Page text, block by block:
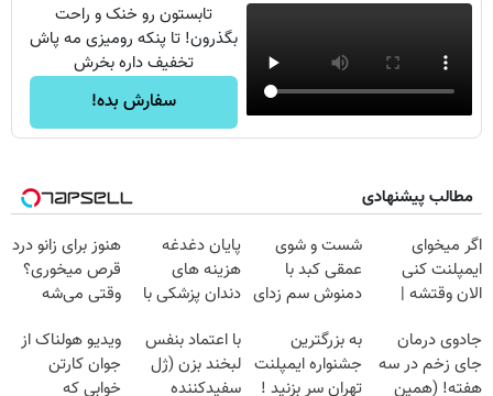
تابستون رو خنک و راحت
بگذرون! تا پنکه رومیزی مه پاش
تخفیف داره بخرش
سفارش بده!
مطالب پیشنهادی
اگر میخوای
ایمپلنت کنی
الان وقتشه |
میلیون تومان!!!
شست و شوی
عمقی کبد با
دمنوش سم زدای
پایان دغدغه
هزینه های
دندان پزشکی با
خانگی
هنوز برای زانو درد
قرص میخوری؟
وقتی می‌شه
درمانش کرد؟؟؟؟
جادوی درمان
جای زخم در سه
هفته! (همین
به بزرگترین
جشنواره ایمپلنت
تهران سر بزنید !
با اعتماد بنفس
لبخند بزن (ژل
سفیدکننده
ویدیو هولناک از
جوان کارتن
خوابی که